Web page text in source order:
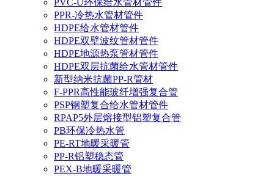
PVC-U环保给水管材管件
PPR-冷热水管材管件
HDPE给水管材管件
HDPE双壁波纹管材管件
HDPE地源热泵管材管件
HDPE双层抗菌给水管材管件
新型纳米抗菌PP-R管材
F-PPR高性能玻纤增强复合管
PSP钢塑复合给水管材管件
RPAP5外层熔接型铝塑复合管
PB环保冷热水管
PE-RT地暖采暖管
PP-R铝塑稳态管
PEX-B地暖采暖管